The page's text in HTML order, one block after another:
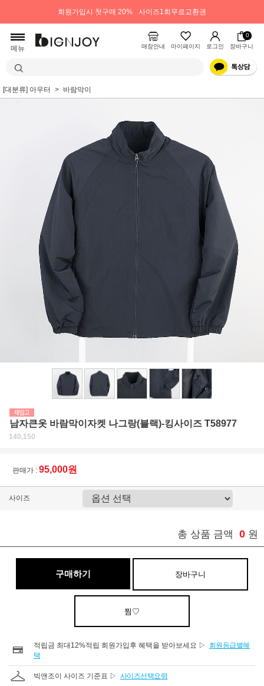
회원가입시 첫구매 20% 사이즈1회무료교환권
메뉴 매장안내 마이페이지 로그인
0
장바구니
[대분류] 아우터 바람막이
남자큰옷 바람막이자켓 나그랑(블랙)-킹사이즈 T58977
140,150
판매가 : 95,000원
사이즈
총 상품 금액 0 원
구매하기 장바구니
찜♡
적립금 최대12%적립 회원가입후 혜택을 받아보세요 ▷
회원등급별혜
택
빅앤조이 사이즈 기준표 ▷ 사이즈선택요령